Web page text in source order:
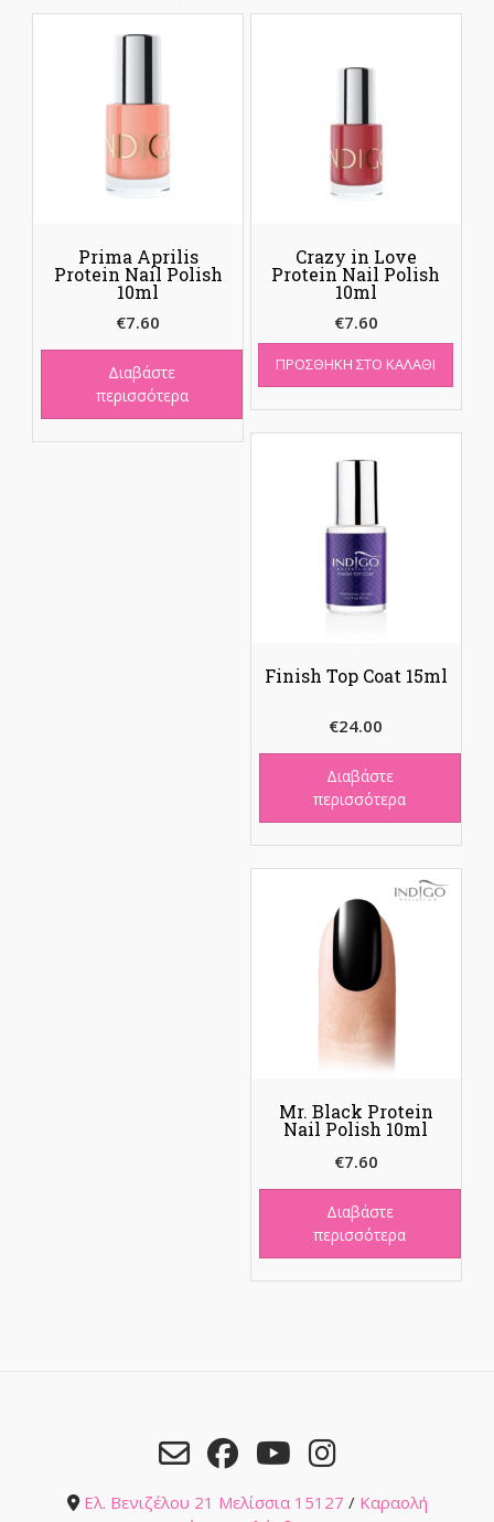
Prima Aprilis
Protein Nail Polish
10ml
€7.60
Διαβάστε
περισσότερα
Crazy in Love
Protein Nail Polish
10ml
€7.60
ΠΡΟΣΘΉΚΗ ΣΤΟ ΚΑΛΆΘΙ
Finish Top Coat 15ml
€24.00
Διαβάστε
περισσότερα
Mr. Black Protein
Nail Polish 10ml
€7.60
Διαβάστε
περισσότερα
Ελ. Βενιζέλου 21 Μελίσσια 15127 / Καραολή